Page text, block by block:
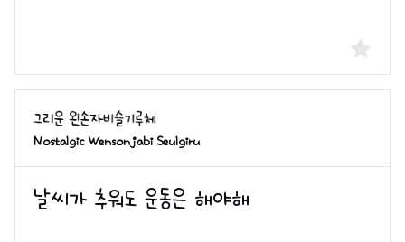
Nostalgic Wensonjabi Seulgiru